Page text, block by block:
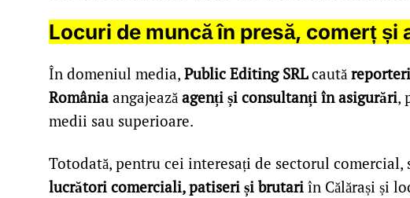
Locuri de muncă în presă, comerț și
În domeniul media, Public Editing SRLcaută
România angajează agenți și consultanți în asigurări,
medii sau superioare.
Totodată, pentru cei interesați de sectorul
lucrători comerciali, patiseri și brutari în Călărași și